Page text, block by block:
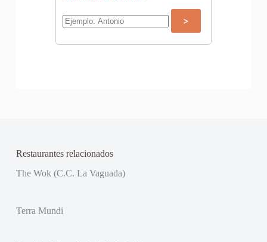
Restaurantes relacionados
The Wok (C.C. La Vaguada)
Terra Mundi